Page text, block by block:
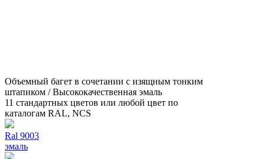
Объемный багет в сочетании с изящным тонким
штапиком / Высококачественная эмаль
11 стандартных цветов или любой цвет по
каталогам RAL, NCS
Ral 9003
эмаль